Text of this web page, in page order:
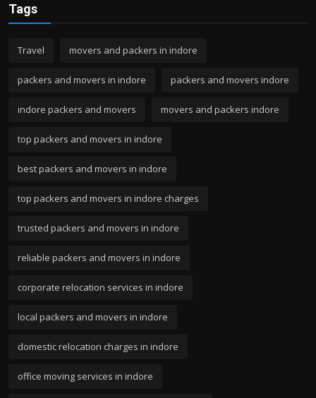
Tags
Travel movers and packers in indore
packers and movers in indore packers and movers indore
indore packers and movers movers and packers indore
top packers and movers in indore
best packers and movers in indore
top packers and movers in indore charges
trusted packers and movers in indore
reliable packers and movers in indore
corporate relocation services in indore
local packers and movers in indore
domestic relocation charges in indore
office moving services in indore